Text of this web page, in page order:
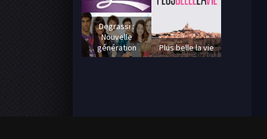
Degrassi :
Nouvelle
génération
Plus belle la vie